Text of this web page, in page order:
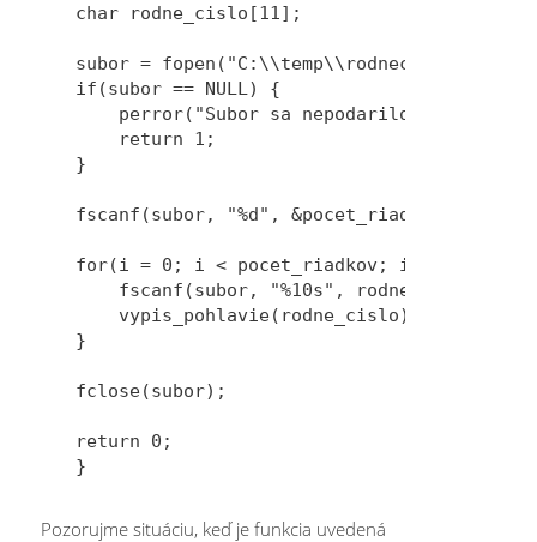
char rodne_cislo[11];
subor =
if(subor == NULL) {
    perror("Subor sa nepodarilo otvorit");
    return 1;
}
fscanf(subor, "%d", &pocet_riadkov);
for(i = 0; i < pocet_riadkov; i++) {
    fscanf(subor, "%10s", rodne_cislo);
    vypis_pohlavie(rodne_cislo);
}
fclose(subor);
return 0;
Pozorujme situáciu, keď je funkcia uvedená